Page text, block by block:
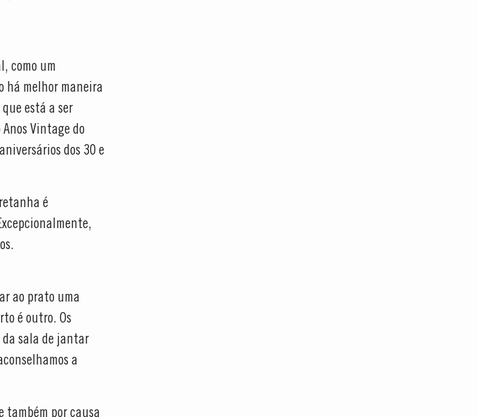
como um
há melhor maneira
está a ser
Vintage do
dos 30 e
é
ao prato uma
é outro. Os
da sala de jantar
a
também por causa